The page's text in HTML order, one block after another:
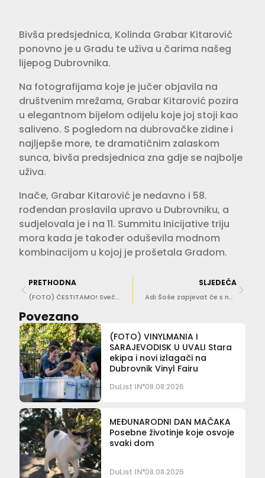
Bivša predsjednica, Kolinda Grabar Kitarović
ponovno je u Gradu te uživa u čarima našeg
lijepog Dubrovnika.
Na fotografijama koje je jučer objavila na
društvenim mrežama, Grabar Kitarović pozira
u elegantnom bijelom odijelu koje joj stoji kao
saliveno. S pogledom na dubrovačke zidine i
najljepše more, te dramatičnim zalaskom
sunca, bivša predsjednica zna gdje se najbolje
uživa.
Inače, Grabar Kitarović je nedavno i 58.
rođendan proslavila upravo u Dubrovniku, a
sudjelovala je i na 11. Summitu Inicijative triju
mora kada je također oduševila modnom
kombinacijom u kojoj je prošetala Gradom.
PRETHODNA
(FOTO) ČESTITAMO! Svečana promocija diplomanata Sveučilišta u Dubrovniku
SLJEDEĆA
Adi Šoše zapjevat će s najboljim klapama na Stradunu
Povezano
(FOTO) VINYLMANIA I
SARAJEVODISK U UVALI Stara
ekipa i novi izlagači na
Dubrovnik Vinyl Fairu
DuList IN 08.08.2026
MEĐUNARODNI DAN MAČAKA
Posebne životinje koje osvoje
svaki dom
DuList IN 08.08.2026